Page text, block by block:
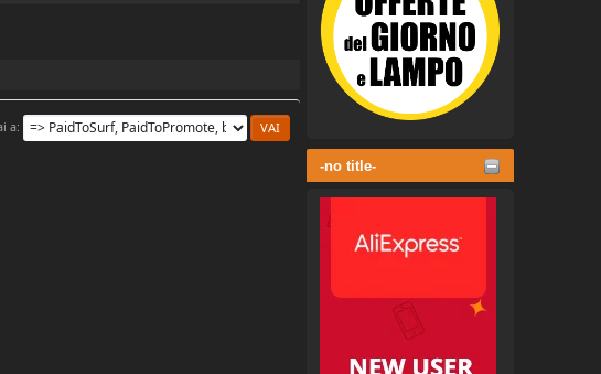
-no title-
a